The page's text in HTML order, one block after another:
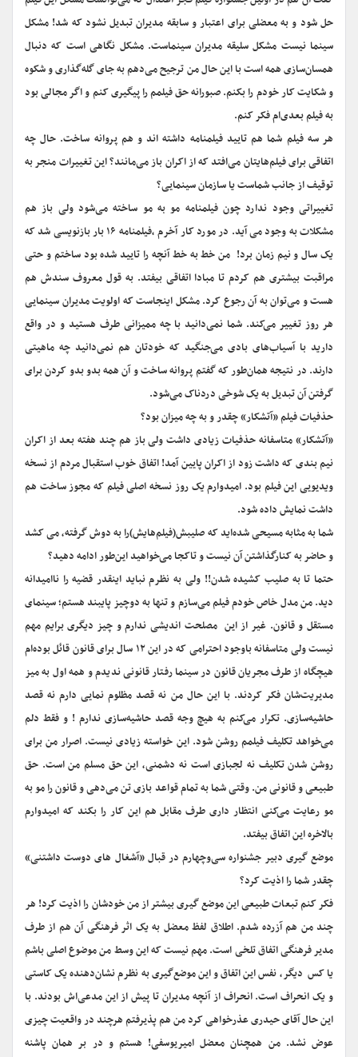
حل شود و به معضلی برای اعتبار و سابقه مدیران تبدیل نشود که شد! مشکل
سینما نیست مشکل سلیقه مدیران سینماست. مشکل نگاهی است که دنبال
همسان‌سازی همه است با این حال من ترجیح می‌دهم به جای گله‌گذاری و شکوه
و شکایت کار خودم را بکنم. صبورانه حق فیلمم را پیگیری کنم و اگر مجالی بود
به فیلم بعدی‌ام فکر کنم.
هر سه فیلم شما هم تایید فیلمنامه داشته اند و هم پروانه ساخت. حال چه
اتفاقی برای فیلم‌هایتان می‌افتد که از اکران باز می‌مانند؟ این تغییرات منجر به
توقیف از جانب شماست یا سازمان سینمایی؟
تغییراتی وجود ندارد چون فیلمنامه مو به مو ساخته می‌شود ولی باز هم
مشکلات به وجود می آید. در مورد کار آخرم ،فیلمنامه ۱۶ بار بازنویسی شد که
یک سال و نیم زمان برد! من خط به خط آنچه را تایید شده بود ساختم و حتی
مراقبت بیشتری هم کردم تا مبادا اتفاقی بیفتد. به قول معروف سندش هم
هست و می‌توان به آن رجوع کرد. مشکل اینجاست که اولویت مدیران سینمایی
هر روز تغییر می‌کند. شما نمی‌دانید با چه ممیزانی طرف هستید و در واقع
دارید با آسیاب‌های بادی می‌جنگید که خودتان هم نمی‌دانید چه ماهیتی
دارند. در نتیجه همان‌طور که گفتم پروانه ساخت و آن همه بدو بدو کردن برای
گرفتن آن تبدیل به یک شوخی دردناک می‌شود.
حذفیات فیلم «آتشکار» چقدر و به چه میزان بود؟
«آتشکار» متاسفانه حذفیات زیادی داشت ولی باز هم چند هفته بعد از اکران
نیم بندی که داشت زود از اکران پایین آمد! اتفاق خوب استقبال مردم از نسخه
ویدیویی این فیلم بود. امیدوارم یک روز نسخه اصلی فیلم که مجوز ساخت هم
داشت نمایش داده شود.
شما به مثابه مسیحی شده‌اید که صلیبش(فیلم‌هایش)‌را به دوش گرفته، می کشد
و حاضر به کنارگذاشتن آن نیست و تاکجا می‌خواهید این‌طور ادامه دهید؟
حتما تا به صلیب کشیده شدن!! ولی به نظرم نباید اینقدر قضیه را ناامیدانه
دید. من مدل خاص خودم فیلم می‌سازم و تنها به دوچیز پایبند هستم؛ سینمای
مستقل و قانون. غیر از این مصلحت اندیشی ندارم و چیز دیگری برایم مهم
نیست ولی متاسفانه با‌وجود احترامی که در این ۱۲ سال برای قانون قائل بوده‌ام
هیچگاه از طرف مجریان قانون در سینما رفتار قانونی ندیدم و همه اول به میز
مدیریت‌شان فکر کردند. با این حال من نه قصد مظلوم نمایی دارم نه قصد
حاشیه‌سازی. تکرار می‌کنم به هیچ وجه قصد حاشیه‌سازی ندارم ! و فقط دلم
می‌خواهد تکلیف فیلمم روشن شود. این خواسته زیادی نیست. اصرار من برای
روشن شدن تکلیف نه لجبازی است نه دشمنی، این حق مسلم من است. حق
طبیعی و قانونی من. وقتی شما به تمام قواعد بازی تن می‌دهی و قانون را مو به
مو رعایت می‌کنی انتظار داری طرف مقابل هم این کار را بکند که امیدوارم
بالاخره این اتفاق بیفتد.
موضع گیری دبیر جشنواره سی‌و‌چهارم در قبال «آشغال های دوست داشتنی»
چقدر شما را اذیت کرد؟
فکر کنم تبعات طبیعی این موضع گیری بیشتر از من خودشان را اذیت کرد! هر
چند من هم آزرده شدم. اطلاق لفظ معضل به یک اثر فرهنگی آن هم از طرف
مدیر فرهنگی اتفاق تلخی است. مهم نیست که این وسط من موضوع اصلی باشم
یا کس دیگر، نفس این اتفاق و این موضع‌گیری به نظرم نشان‌دهنده یک کاستی
و یک انحراف است. انحراف از آنچه مدیران تا پیش از این مدعی‌اش بودند. با
این حال آقای حیدری عذرخواهی کرد من هم پذیرفتم هرچند در واقعیت چیزی
عوض نشد. من همچنان معضل امیریوسفی! هستم و در بر همان پاشنه